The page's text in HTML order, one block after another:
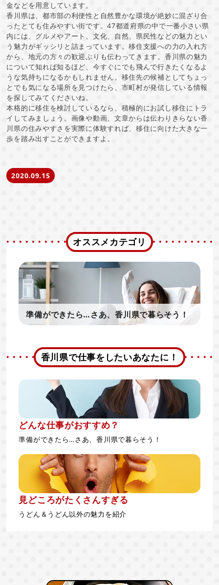
金などを用意しています。
香川県は、都市部の利便性と自然豊かな環境が絶妙に混ざり合
ったとても住みやすい街です。47都道府県の中で一番小さい県
内には、グルメやアート、文化、自然、県民性などの魅力とい
う魅力がギッシリと詰まっています。移住支援への力の入れ方
から、地元の方々の歓迎ぶりも伝わってきます。香川県の魅力
について知れば知るほど、今すぐにでも飛んで行きたくなるよ
うな気持ちになるかもしれません。移住先の候補としてちょっ
とでも気になる場所を見つけたら、市町村が発信している情報
を探してみてくださいね。
本格的に移住を検討しているなら、積極的にお試し移住にトラ
イしてみましょう。画像や動画、文章からは伝わりきらない香
川県の住みやすさを実際に体験すれば、移住に向けた大きな一
歩を踏み出すことができますよ。
2020.09.15
オススメカテゴリ
準備ができたら…さあ、香川県で暮らそう！
香川県で仕事をしたいあなたに！
どんな仕事がおすすめ？
準備ができたら…さあ、香川県で暮らそう！
見どころがたくさんすぎる
うどん＆うどん以外の魅力を紹介